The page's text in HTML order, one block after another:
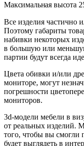
Максимальная высота
Все изделия частично
Поэтому габариты
набивки некоторых
в большую или
партии будут всегда
Цвета обивки и/или
мониторе, могут
погрешности
мониторов.
3d-модели мебели в
от реальных изделий.
того, чтобы вы смогли
будет выглядеть в